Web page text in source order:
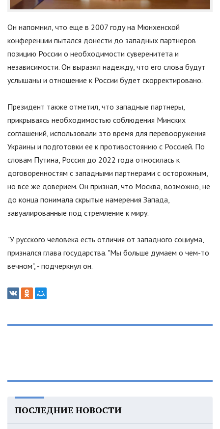
Он напомнил, что еще в 2007 году на Мюнхенской
конференции пытался донести до западных партнеров
позицию России о необходимости суверенитета и
независимости. Он выразил надежду, что его слова будут
услышаны и отношение к России будет скорректировано.
Президент также отметил, что западные партнеры,
прикрываясь необходимостью соблюдения Минских
соглашений, использовали это время для перевооружения
Украины и подготовки ее к противостоянию с Россией. По
словам Путина, Россия до 2022 года относилась к
договоренностям с западными партнерами с осторожным,
но все же доверием. Он признал, что Москва, возможно, не
до конца понимала скрытые намерения Запада,
завуалированные под стремление к миру.
"У русского человека есть отличия от западного социума,
признался глава государства. "Мы больше думаем о чем-то
вечном", - подчеркнул он.
ПОСЛЕДНИЕ НОВОСТИ